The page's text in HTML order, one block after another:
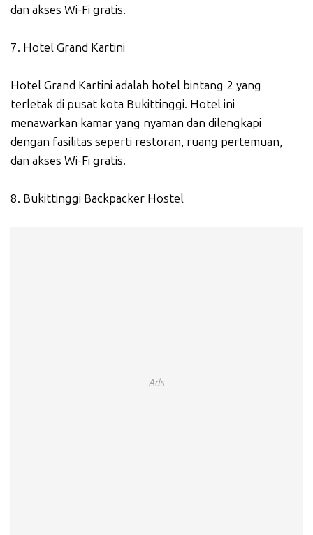
dan akses Wi-Fi gratis.
7. Hotel Grand Kartini
Hotel Grand Kartini adalah hotel bintang 2 yang
terletak di pusat kota Bukittinggi. Hotel ini
menawarkan kamar yang nyaman dan dilengkapi
dengan fasilitas seperti restoran, ruang pertemuan,
dan akses Wi-Fi gratis.
8. Bukittinggi Backpacker Hostel
Ads